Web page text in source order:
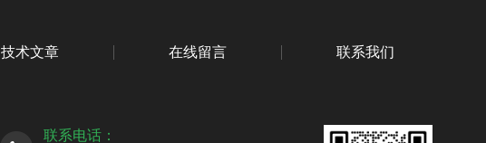
技术文章 在线留言 联系我们
联系电话：